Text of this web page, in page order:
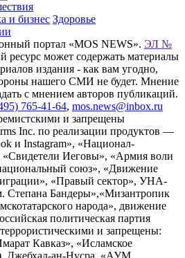
и бизнес Здоровье
портал «MOS NEWS». ЭЛ №
ресурс может содержать материалы
издания - как вам угодно,
нашего СМИ не будет. Мнение
с мнением авторов публикаций.
765-41-64, mos.news@inbox.ru
и запрещены
Inc. по реализации продуктов —
и Instagram», «Национал-
«Свидетели Иеговы», «Армия воли
союз», «Движение
«Правый сектор», УНА-
Бандеры»,«Мизантропик
народа», движение
политическая партия
и запрещены:
Кавказ», «Исламское